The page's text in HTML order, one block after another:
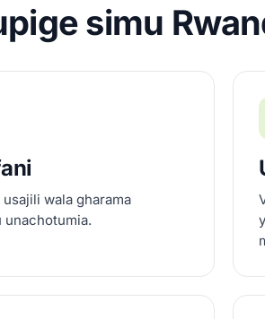
simu
wala gharama